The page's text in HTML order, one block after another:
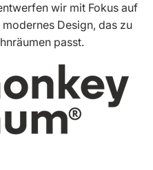
wir mit Fokus auf
Design, das zu
passt.